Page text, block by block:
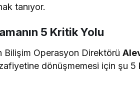
tanıyor.
5 Kritik Yolu
Bilişim Operasyon Direktörü
dönüşmemesi için şu